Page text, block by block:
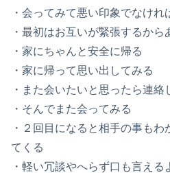
・会ってみて悪い印象でなけれ
・最初はお互いが緊張するか
・家にちゃんと安全に帰る
・家に帰って思い出してみる
・また会いたいと思ったら連
・そんでまた会ってみる
・２回目になると相手の事も
てくる
・軽い冗談やへらず口も言える